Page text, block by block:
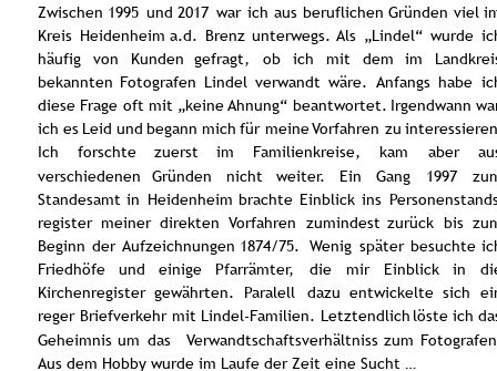
Zwischen 1995 und 2017 war ich aus beruflichen Gründen viel
Kreis Heidenheim a.d. Brenz unterwegs. Als „Lindel“ wurde
häufig
von Kunden gefragt, ob ich mit dem im
bekannten Fotografen Lindel verwandt wäre. Anfangs habe
diese Frage oft mit „keine Ahnung“ beantwortet. Irgendwann
ich es Leid und begann mich für meineVorfahren zu
Ich
forschte zuerst im Familienkreise, kam aber
verschiedenen
Gründen nicht weiter. Ein Gang 1997
Standesamt in Heidenheim brachte Einblick ins
register meiner direkten Vorfahren zumindest zurück bis
Beginn der Aufzeichnungen 1874/75. Wenig später besuchte
Friedhöfe
und einige Pfarrämter, die mir Einblick in
Kirchenregister gewährten. Paralell dazu entwickelte sich
reger Briefverkehr mit Lindel-Familien. Letztendlich löste ich
Geheimnis um das Verwandtschaftsverhältniss zum
Aus dem Hobby wurde im Laufe der Zeit eine Sucht …